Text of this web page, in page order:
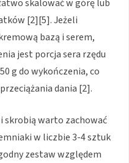
skalować w górę lub
[2][5]. Jeżeli
bazą i serem,
jest porcja sera rzędu
g do wykończenia, co
dania [2].
skrobią warto zachować
w liczbie 3-4 sztuk
zestaw względem